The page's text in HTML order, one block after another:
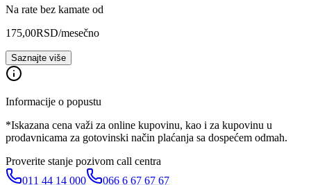
Na rate bez kamate od
175,00RSD/mesečno
Saznajte više
Informacije o popustu
*Iskazana cena važi za online kupovinu, kao i za kupovinu u
prodavnicama za gotovinski način plaćanja sa dospećem odmah.
Proverite stanje pozivom call centra
011 44 14 000
066 6 67 67 67